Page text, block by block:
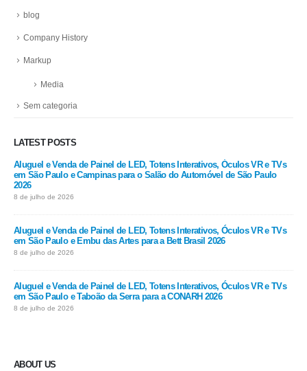
blog
Company History
Markup
Media
Sem categoria
LATEST POSTS
Aluguel e Venda de Painel de LED, Totens Interativos, Óculos VR e TVs
em São Paulo e Campinas para o Salão do Automóvel de São Paulo
2026
8 de julho de 2026
Aluguel e Venda de Painel de LED, Totens Interativos, Óculos VR e TVs
em São Paulo e Embu das Artes para a Bett Brasil 2026
8 de julho de 2026
Aluguel e Venda de Painel de LED, Totens Interativos, Óculos VR e TVs
em São Paulo e Taboão da Serra para a CONARH 2026
8 de julho de 2026
ABOUT US